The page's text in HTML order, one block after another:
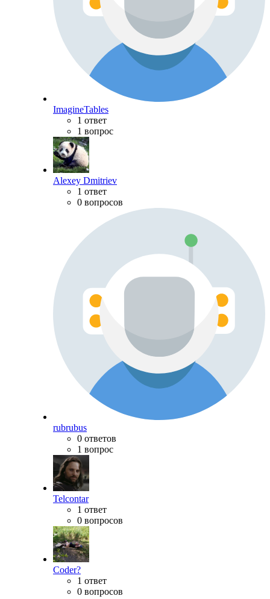
ImagineTables
1 ответ
1 вопрос
Alexey Dmitriev
1 ответ
0 вопросов
rubrubus
0 ответов
1 вопрос
Telcontar
1 ответ
0 вопросов
Coder?
1 ответ
0 вопросов